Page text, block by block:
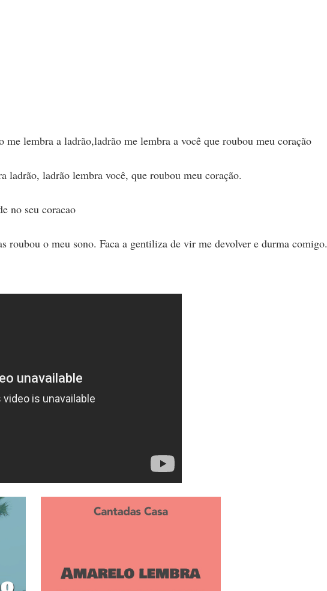
lembra a ladrão,ladrão me lembra a você que roubou meu coração
ladrão, ladrão lembra você, que roubou meu coração.
no seu coracao
roubou o meu sono. Faca a gentiliza de vir me devolver e durma comigo.